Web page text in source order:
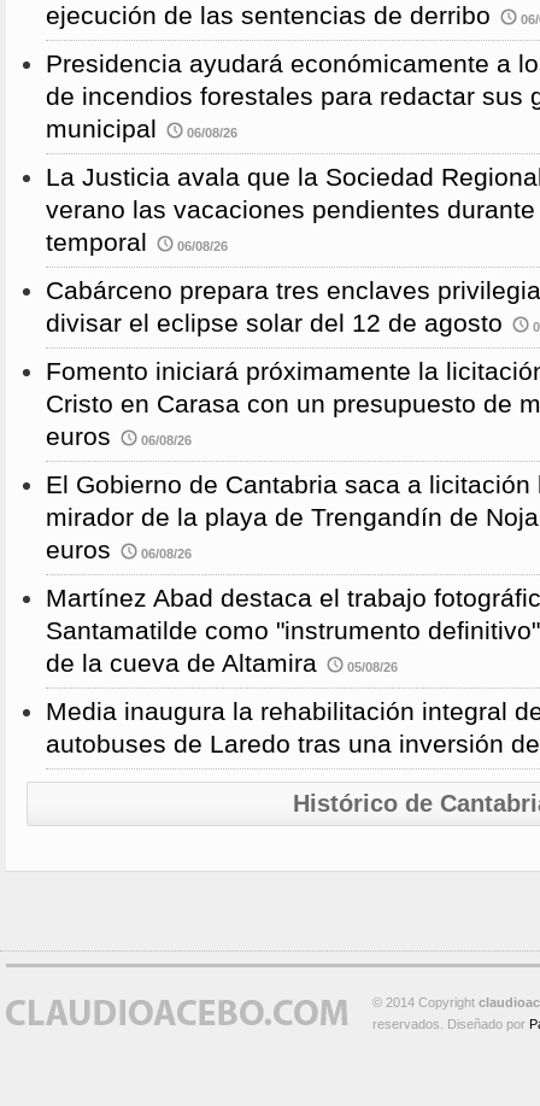
ejecución de las sentencias de derribo
Presidencia ayudará económicamente a
de incendios forestales para redactar sus
municipal
06/08/26
La Justicia avala que la Sociedad
verano las vacaciones pendientes
temporal
06/08/26
Cabárceno prepara tres enclaves
divisar el eclipse solar del 12 de agosto
Fomento iniciará próximamente la
Cristo en Carasa con un presupuesto de
euros
06/08/26
El Gobierno de Cantabria saca a
mirador de la playa de Trengandín de
euros
06/08/26
Martínez Abad destaca el trabajo
Santamatilde como "instrumento
de la cueva de Altamira
05/08/26
Media inaugura la rehabilitación integral
autobuses de Laredo tras una inversión
Histórico de
© 2014 Copyright
reservados. Diseñado por